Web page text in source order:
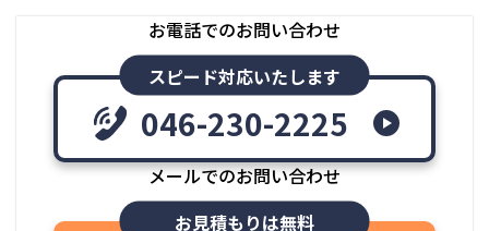
お電話でのお問い合わせ
スピード対応いたします
046-230-2225
メールでのお問い合わせ
お見積もりは無料